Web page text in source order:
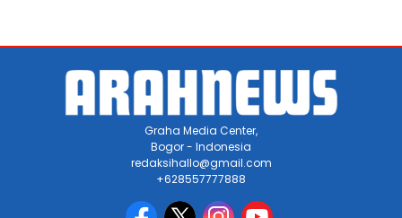
Graha Media Center,
Bogor - Indonesia
redaksihallo@gmail.com
+628557777888